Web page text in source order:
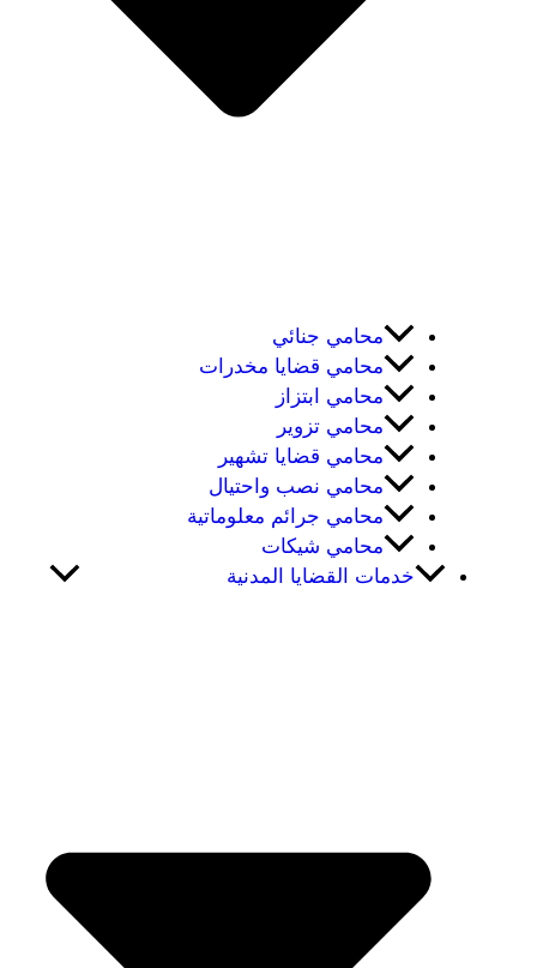
محامي جنائي
محامي قضايا مخدرات
محامي ابتزاز
محامي تزوير
محامي قضايا تشهير
محامي نصب واحتيال
محامي جرائم معلوماتية
محامي شيكات
خدمات القضايا المدنية